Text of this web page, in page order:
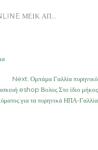
ΜΕΙΚ ΑΠ…
Next: Ομπάμα Γαλλία πυρηνικό
eshop Βολος Στο ίδιο μήκος
για τα πυρηνικά ΗΠΑ-Γαλλία